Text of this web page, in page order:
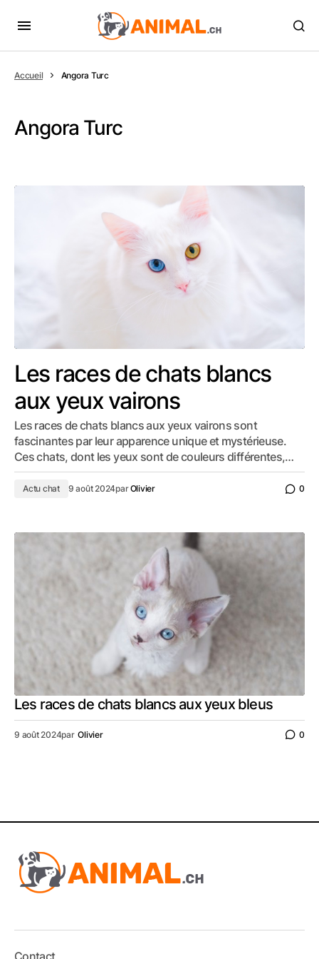
Accueil Angora Turc
Angora Turc
Les races de chats blancs
aux yeux vairons
Les races de chats blancs aux yeux vairons sont
fascinantes par leur apparence unique et mystérieuse.
Ces chats, dont les yeux sont de couleurs différentes,…
Actu chat 9 août 2024parOlivier 0
Les races de chats blancs aux yeux bleus
9 août 2024par Olivier 0
Contact